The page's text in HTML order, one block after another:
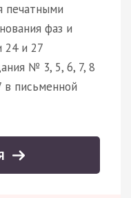
печатными
фаз и
24 и 27
№ 3, 5, 6, 7, 8
письменной